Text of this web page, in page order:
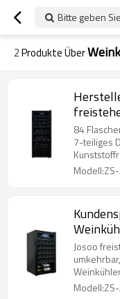
Bitte geben
2Produkte Über
mit 7
84
7-teiliges
Josoo